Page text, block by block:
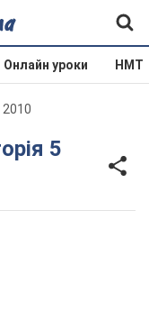
Онлайн уроки НМТ
2010